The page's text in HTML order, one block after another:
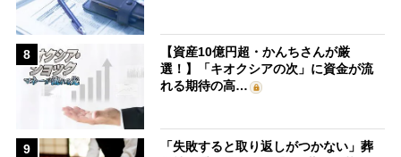
8
【資産10億円超・かんちさんが厳
選！】「キオクシアの次」に資金が流
れる期待の高…
9
「失敗すると取り返しがつかない」葬